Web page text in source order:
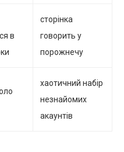
в
сторінка
говорить у
порожнечу
хаотичний набір
незнайомих
акаунтів